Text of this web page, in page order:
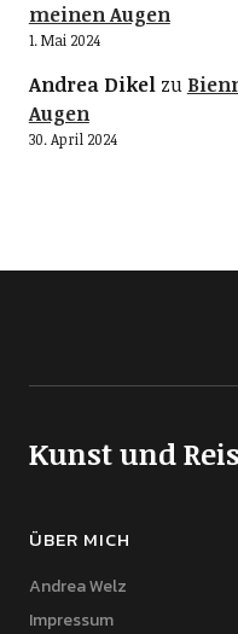
meinen Augen
1. Mai 2024
Andrea Dikelzu
Augen
30. April 2024
Kunst und
ÜBER MICH
Andrea Welz
Impressum